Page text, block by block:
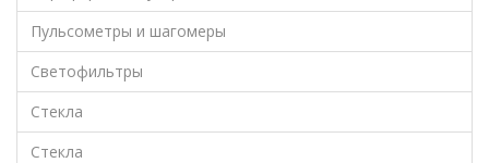
Пульсометры и шагомеры
Светофильтры
Стекла
Стекла